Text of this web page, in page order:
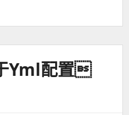
yml配置